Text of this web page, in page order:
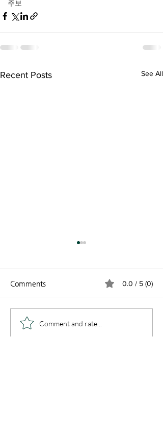
주보
Recent Posts See All
창립 44주년 기념 주일 (8
Comments 0.0 / 5 (0)
Comment and rate...